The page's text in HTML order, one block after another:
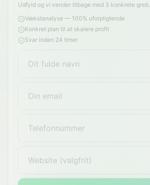
Udfyld og vi vender tilbage med 3 konkrete greb.
Vækstanalyse — 100% uforpligtende
Konkret plan til at skalere profit
Svar inden 24 timer